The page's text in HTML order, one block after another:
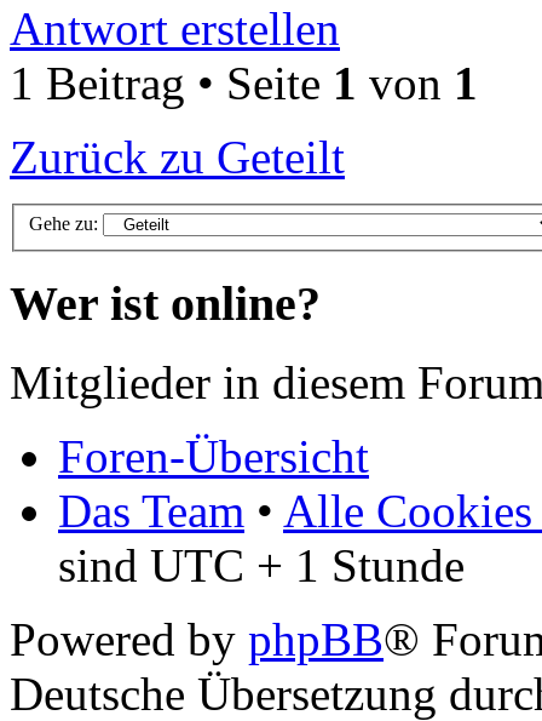
Antwort erstellen
1 Beitrag • Seite 1 von 1
Zurück zu Geteilt
Gehe zu:
Wer ist online?
Mitglieder in diesem
Foren-Übersicht
Das Team • Alle Cookies
sind UTC + 1 Stunde
Powered by phpBB®
Deutsche Übersetzung